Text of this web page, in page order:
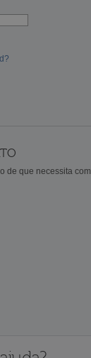
de que necessita com